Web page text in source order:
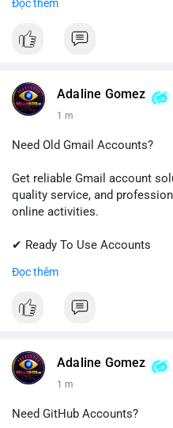
✔ Trusted Customer Support
📱 WhatsApp: +1 (681) 549-2683
#snapchat #snapchataccount
#sellssmm
Đọc thêm
Adaline Gomez
1 m
Need Old Gmail Accounts?
Get reliable Gmail account
quality service, and
online activities.
✔ Ready To Use Accounts
✔ Trusted Customer Support
📱 WhatsApp: +1 (681) 549-2683
#gmail #googleaccount
#sellssmm
Đọc thêm
Adaline Gomez
1 m
Need GitHub Accounts?